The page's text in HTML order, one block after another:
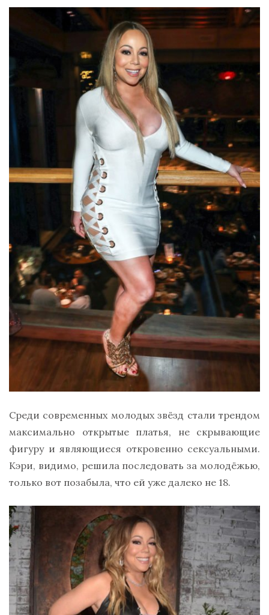
Среди современных молодых звёзд стали трендом
максимально открытые платья, не скрывающие
фигуру и являющиеся откровенно сексуальными.
Кэри, видимо, решила последовать за молодёжью,
только вот позабыла, что ей уже далеко не 18.